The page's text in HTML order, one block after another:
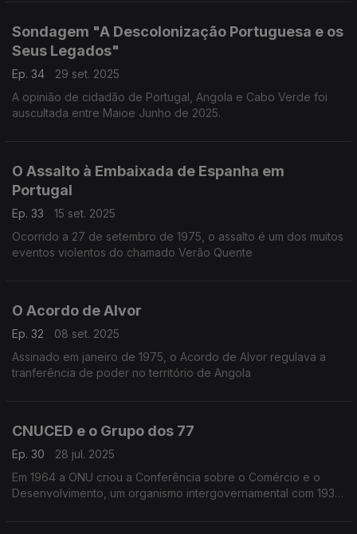
Sondagem "A Descolonização Portuguesa e os
Seus Legados"
Ep. 34
29 set. 2025
A opinião de cidadão de Portugal, Angola e Cabo Verde foi
auscultada entre Maioe Junho de 2025.
O Assalto à Embaixada de Espanha em
Portugal
Ep. 33
15 set. 2025
Ocorrido a 27 de setembro de 1975, o assalto é um dos muitos
eventos violentos do chamado Verão Quente
O Acordo de Alvor
Ep. 32
08 set. 2025
Assinado em janeiro de 1975, o Acordo de Alvor regulava a
tranferência de poder no território de Angola
CNUCED e o Grupo dos 77
Ep. 30
28 jul. 2025
Em 1964 a ONU criou a Conferência sobre o Comércio e o
Desenvolvimento, um organismo intergovernamental com 193